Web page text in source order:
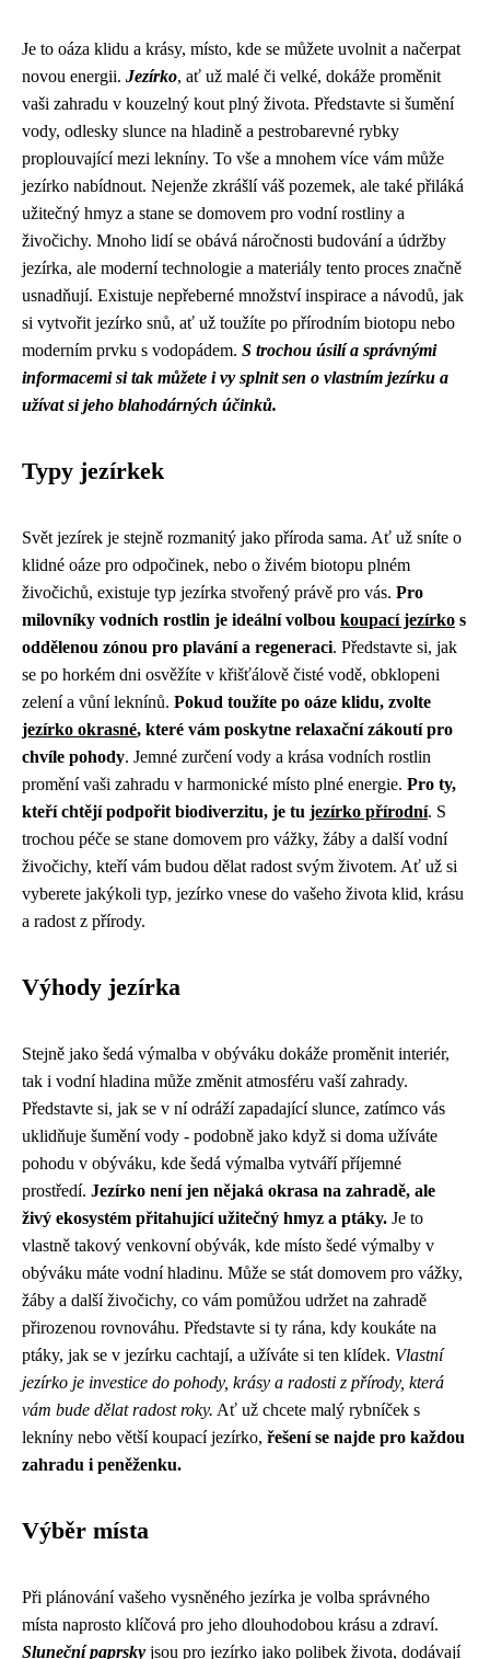
Je to oáza klidu a krásy, místo, kde se můžete uvolnit a načerpat
novou energii. Jezírko, ať už malé či velké, dokáže proměnit
vaši zahradu v kouzelný kout plný života. Představte si šumění
vody, odlesky slunce na hladině a pestrobarevné rybky
proplouvající mezi lekníny. To vše a mnohem více vám může
jezírko nabídnout. Nejenže zkrášlí váš pozemek, ale také přiláká
užitečný hmyz a stane se domovem pro vodní rostliny a
živočichy. Mnoho lidí se obává náročnosti budování a údržby
jezírka, ale moderní technologie a materiály tento proces značně
usnadňují. Existuje nepřeberné množství inspirace a návodů, jak
si vytvořit jezírko snů, ať už toužíte po přírodním biotopu nebo
moderním prvku s vodopádem. S trochou úsilí a správnými
informacemi si tak můžete i vy splnit sen o vlastním jezírku a
užívat si jeho blahodárných účinků.
Typy jezírkek
Svět jezírek je stejně rozmanitý jako příroda sama. Ať už sníte o
klidné oáze pro odpočinek, nebo o živém biotopu plném
živočichů, existuje typ jezírka stvořený právě pro vás. Pro
milovníky vodních rostlin je ideální volbou koupací jezírko s
oddělenou zónou pro plavání a regeneraci. Představte si, jak
se po horkém dni osvěžíte v křišťálově čisté vodě, obklopeni
zelení a vůní leknínů. Pokud toužíte po oáze klidu, zvolte
jezírko okrasné, které vám poskytne relaxační zákoutí pro
chvíle pohody. Jemné zurčení vody a krása vodních rostlin
promění vaši zahradu v harmonické místo plné energie. Pro ty,
kteří chtějí podpořit biodiverzitu, je tu jezírko přírodní. S
trochou péče se stane domovem pro vážky, žáby a další vodní
živočichy, kteří vám budou dělat radost svým životem. Ať už si
vyberete jakýkoli typ, jezírko vnese do vašeho života klid, krásu
a radost z přírody.
Výhody jezírka
Stejně jako šedá výmalba v obýváku dokáže proměnit interiér,
tak i vodní hladina může změnit atmosféru vaší zahrady.
Představte si, jak se v ní odráží zapadající slunce, zatímco vás
uklidňuje šumění vody - podobně jako když si doma užíváte
pohodu v obýváku, kde šedá výmalba vytváří příjemné
prostředí. Jezírko není jen nějaká okrasa na zahradě, ale
živý ekosystém přitahující užitečný hmyz a ptáky. Je to
vlastně takový venkovní obývák, kde místo šedé výmalby v
obýváku máte vodní hladinu. Může se stát domovem pro vážky,
žáby a další živočichy, co vám pomůžou udržet na zahradě
přirozenou rovnováhu. Představte si ty rána, kdy koukáte na
ptáky, jak se v jezírku cachtají, a užíváte si ten klídek. Vlastní
jezírko je investice do pohody, krásy a radosti z přírody, která
vám bude dělat radost roky. Ať už chcete malý rybníček s
lekníny nebo větší koupací jezírko, řešení se najde pro každou
zahradu i peněženku.
Výběr místa
Při plánování vašeho vysněného jezírka je volba správného
místa naprosto klíčová pro jeho dlouhodobou krásu a zdraví.
Sluneční paprsky jsou pro jezírko jako polibek života, dodávají